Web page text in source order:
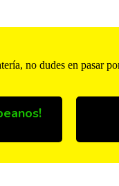
, no dudes en pasar